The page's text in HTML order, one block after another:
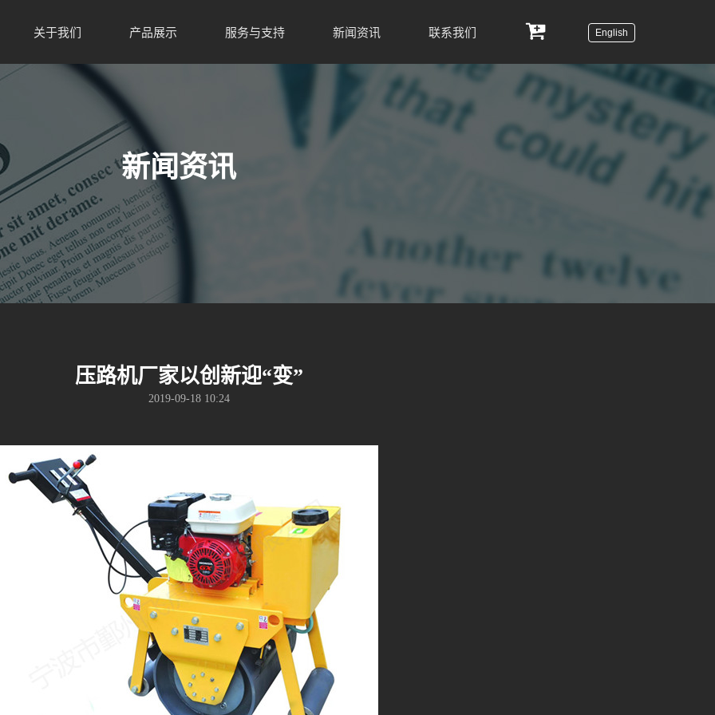
关于我们 产品展示 服务与支持 新闻资讯 联系我们 English
新闻资讯
压路机厂家以创新迎“变”
2019-09-18 10:24